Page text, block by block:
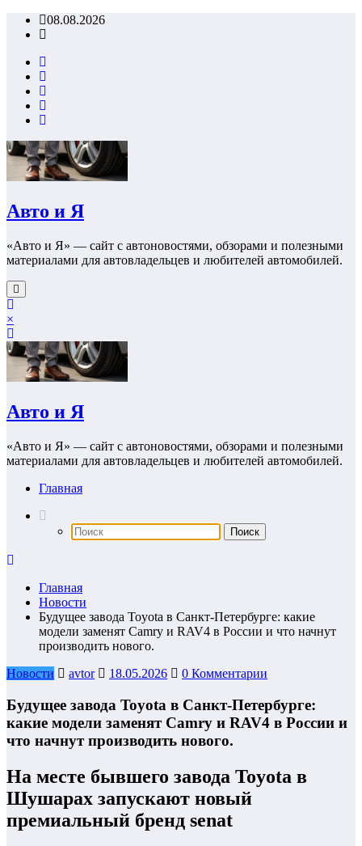
Перейти08.08.2026
Авто и Я
«Авто и Я» — сайт с автоновостями, обзорами и полезными
материалами для автовладельцев и любителей автомобилей.
×
Авто и Я
«Авто и Я» — сайт с автоновостями, обзорами и полезными
материалами для автовладельцев и любителей автомобилей.
Главная
Главная
Новости
Будущее завода Toyota в Санкт-Петербурге: какие
модели заменят Camry и RAV4 в России и что начнут
производить нового.
Новости
avtor 18.05.2026 0 Комментарии
Будущее завода Toyota в Санкт-Петербурге:
какие модели заменят Camry и RAV4 в России и
что начнут производить нового.
На месте бывшего завода Toyota в
Шушарах запускают новый
премиальный бренд senat